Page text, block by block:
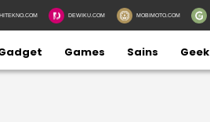
HITEKNO.COM DEWIKU.COM MOBIMOTO.COM
Games Sains Geek